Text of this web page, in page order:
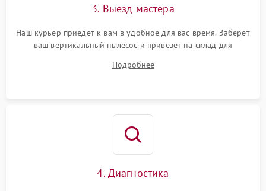
3. Выезд мастера
Наш курьер приедет к вам в удобное для вас время. Заберет
ваш вертикальный пылесос и привезет на склад для
Подробнее
4. Диагностика